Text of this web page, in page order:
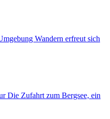
Wandern erfreut sich
Die Zufahrt zum Bergsee, ein